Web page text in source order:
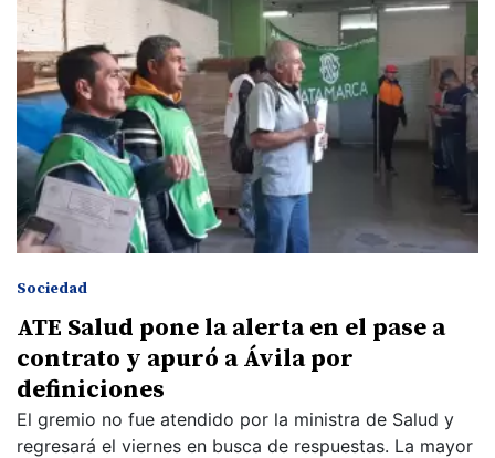
Sociedad
ATE Salud pone la alerta en el pase a
contrato y apuró a Ávila por
definiciones
El gremio no fue atendido por la ministra de Salud y
regresará el viernes en busca de respuestas. La mayor